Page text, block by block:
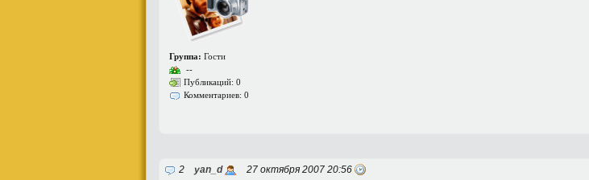
Группа: Гости
--
Публикаций: 0
Комментариев: 0
2 yan_d 27 октября 2007 20:56